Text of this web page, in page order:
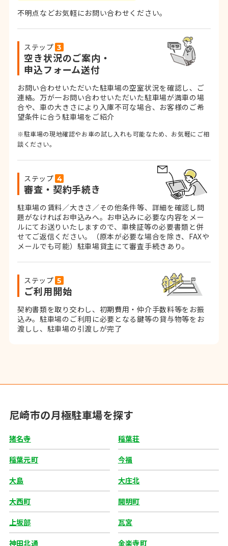
不明点などお気軽にお問い合わせください。
ステップ
空き状況のご案内・
申込フォーム送付
お問い合わせいただいた駐車場の空室状況を確認し、ご
連絡。 万が一お問い合わせいただいた駐車場が満車の場
合や、車の大きさにより入庫不可な場合、お客様のご希
望条件に合う駐車場をご紹介
※駐車場の現地確認やお車の試し入れも可能なため、お気軽にご相
談ください。
ステップ
審査・契約手続き
駐車場の賃料／大きさ／その他条件等、詳細を確認し問
題がなければお申込みへ。お申込みに必要な内容をメー
ルにてお送りいたしますので、車検証等の必要書類と併
せてご返信ください。
（原本が必要な場合を除き、FAXや
メールでも可能） 駐車場貸主にて審査手続きあり。
ステップ
ご利用開始
契約書類を取り交わし、初期費用・仲介手数料等をお振
込み。駐車場のご利用に必要となる鍵等の貸与物等をお
渡しし、駐車場の引渡しが完了
尼崎市の月極駐車場を探す
猪名寺 稲葉荘
稲葉元町 今福
大島 大庄北
大西町 開明町
上坂部 瓦宮
神田北通 金楽寺町